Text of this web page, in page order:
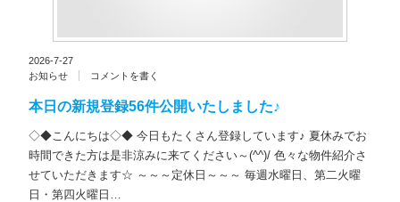
2026-7-27
お知らせ
コメントを書く
本日の新規登録56件公開いたしました♪
◇◆こんにちは◇◆ 今日もたくさん登録しています♪ 夏休みでお
時間できた方は是非涼みに来てください～(^^)/ 色々な物件紹介さ
せていただきます☆ ～～～定休日～～～ 毎週水曜日、第二火曜
日・第四火曜日…